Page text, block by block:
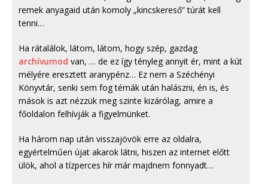
remek anyagaid után komoly „kincskereső” túrát kell
tenni…
Ha rátalálok, látom, látom, hogy szép, gazdag
archívumod van, … de ez így tényleg annyit ér, mint a kút
mélyére eresztett aranypénz… Ez nem a Széchényi
Könyvtár, senki sem fog témák után halászni, én is, és
mások is azt nézzük meg szinte kizárólag, amire a
főoldalon felhívják a figyelmünket.
Ha három nap után visszajövök erre az oldalra,
egyértelműen újat akarok látni, hiszen az internet előtt
ülök, ahol a tízperces hír már majdnem fonnyadt…